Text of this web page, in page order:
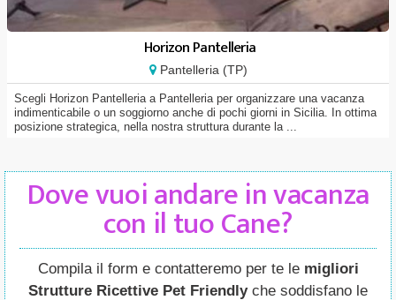
Horizon Pantelleria
Pantelleria (TP)
Scegli Horizon Pantelleria a Pantelleria per organizzare una vacanza
indimenticabile o un soggiorno anche di pochi giorni in Sicilia. In ottima
posizione strategica, nella nostra struttura durante la ...
Dove vuoi andare in vacanza
con il tuo Cane?
Compila il form e contatteremo per te le migliori
Strutture Ricettive Pet Friendlyche soddisfano le